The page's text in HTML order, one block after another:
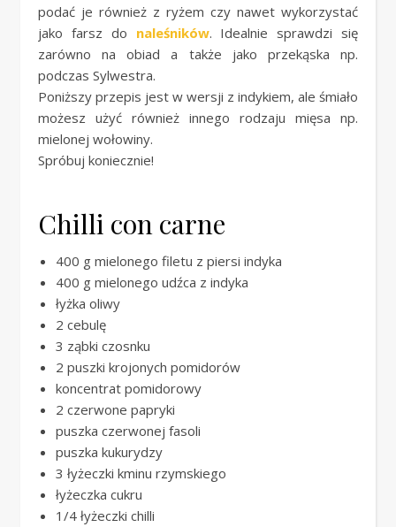
podać je również z ryżem czy nawet wykorzystać
jako farsz do naleśników. Idealnie sprawdzi się
zarówno na obiad a także jako przekąska np.
podczas Sylwestra.
Poniższy przepis jest w wersji z indykiem, ale śmiało
możesz użyć również innego rodzaju mięsa np.
mielonej wołowiny.
Spróbuj koniecznie!
Chilli con carne
400 g mielonego filetu z piersi indyka
400 g mielonego udźca z indyka
łyżka oliwy
2 cebulę
3 ząbki czosnku
2 puszki krojonych pomidorów
koncentrat pomidorowy
2 czerwone papryki
puszka czerwonej fasoli
puszka kukurydzy
3 łyżeczki kminu rzymskiego
łyżeczka cukru
1/4 łyżeczki chilli